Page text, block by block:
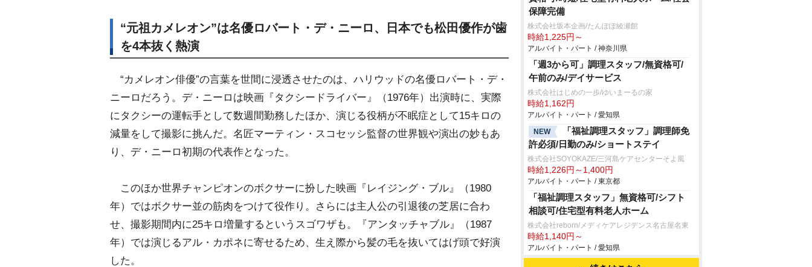
“元祖カメレオン”は名優ロバート・デ・ニーロ、日本でも松田優作が歯
を4本抜く熱演
“カメレオン俳優”の言葉を世間に浸透させたのは、ハリウッドの名優ロバート・デ・
ニーロだろう。デ・ニーロは映画『タクシードライバー』（1976年）出演時に、実際
にタクシーの運転手として数週間勤務したほか、演じる役柄が不眠症として15キロの
減量をして撮影に挑んだ。名匠マーティン・スコセッシ監督の世界観や演出の妙もあ
り、デ・ニーロ初期の代表作となった。
このほか世界チャンピオンのボクサーに扮した映画『レイジング・ブル』（1980
年）ではボクサー並の筋肉をつけて役作り。さらには主人公の引退後の芝居に合わ
せ、撮影期間内に25キロ増量するというスゴワザも。『アンタッチャブル』（1987
年）では演じるアル・カポネに寄せるため、生え際から髪の毛を抜いてはげ頭で好演
した。
保障完備
株式会社坂本企画/たんぽぽ綾瀬館
時給1,225円～
アルバイト・パート / 神奈川県
「週3から可」調理スタッフ/無資格可/
午前のみ/デイサービス
株式会社はじめの一歩/ゆいまーるの家
時給1,162円
アルバイト・パート / 愛知県
NEW
「福祉調理スタッフ」調理師免
許必須/日勤のみ/ショートステイ
株式会社SOYOKAZE/三河島ケアセンターそよ風
時給1,226円～1,400円
アルバイト・パート / 東京都
「福祉調理スタッフ」無資格可/シフト
相談可/住宅型有料老人ホーム
株式会社reborn/メディケアレジデンス名古屋名東
時給1,140円～
アルバイト・パート / 愛知県